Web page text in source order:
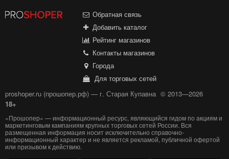
Обратная связь
Добавить каталог
Рейтинг магазинов
Контакты магазинов
Города
Для торговых сетей
proshoper.ru (прошопер.рф) — г. Старая Купавна © 2013—2026
18+
«Прошопер» — информационный ресурс, являющийся гидом по акциям и
маркетинговым кампаниям крупных торговых сетей России. Вся
размещенная информация носит исключительно справочно-
информационный характер и не является рекламой, публичной офертой
или призывом к действию.